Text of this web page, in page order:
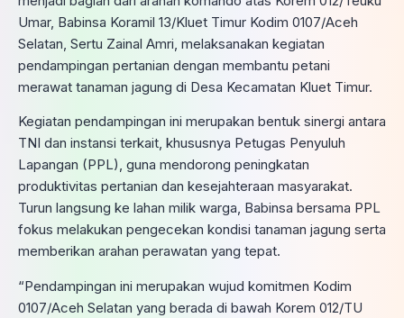
Umar, Babinsa Koramil 13/Kluet Timur Kodim 0107/Aceh
Selatan, Sertu Zainal Amri, melaksanakan kegiatan
pendampingan pertanian dengan membantu petani
merawat tanaman jagung di Desa Kecamatan Kluet Timur.
Kegiatan pendampingan ini merupakan bentuk sinergi antara
TNI dan instansi terkait, khususnya Petugas Penyuluh
Lapangan (PPL), guna mendorong peningkatan
produktivitas pertanian dan kesejahteraan masyarakat.
Turun langsung ke lahan milik warga, Babinsa bersama PPL
fokus melakukan pengecekan kondisi tanaman jagung serta
memberikan arahan perawatan yang tepat.
“Pendampingan ini merupakan wujud komitmen Kodim
0107/Aceh Selatan yang berada di bawah Korem 012/TU